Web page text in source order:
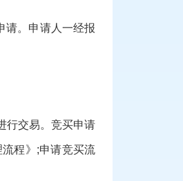
请。申请人一经报
行交易。竞买申请
流程》;申请竞买流